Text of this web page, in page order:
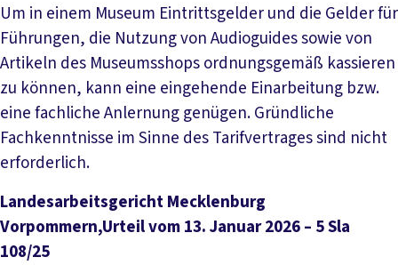
Um in einem Museum Eintrittsgelder und die Gelder für
Führungen, die Nutzung von Audioguides sowie von
Artikeln des Museumsshops ordnungsgemäß kassieren
zu können, kann eine eingehende Einarbeitung bzw.
eine fachliche Anlernung genügen. Gründliche
Fachkenntnisse im Sinne des Tarifvertrages sind nicht
erforderlich.
Landesarbeitsgericht Mecklenburg
Vorpommern,Urteil vom 13. Januar 2026 – 5 Sla
108/25